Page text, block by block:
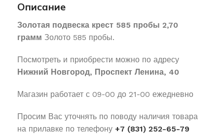
Описание
Золотая подвеска крест 585 пробы 2,70
грамм Золото 585 пробы.
Посмотреть и приобрести можно по адресу
Нижний Новгород, Проспект Ленина, 40
Магазин работает с 09-00 до 21-00 ежедневно
Просим Вас уточнять по поводу наличия товара
на прилавке по телефону +7 (831) 252-65-79